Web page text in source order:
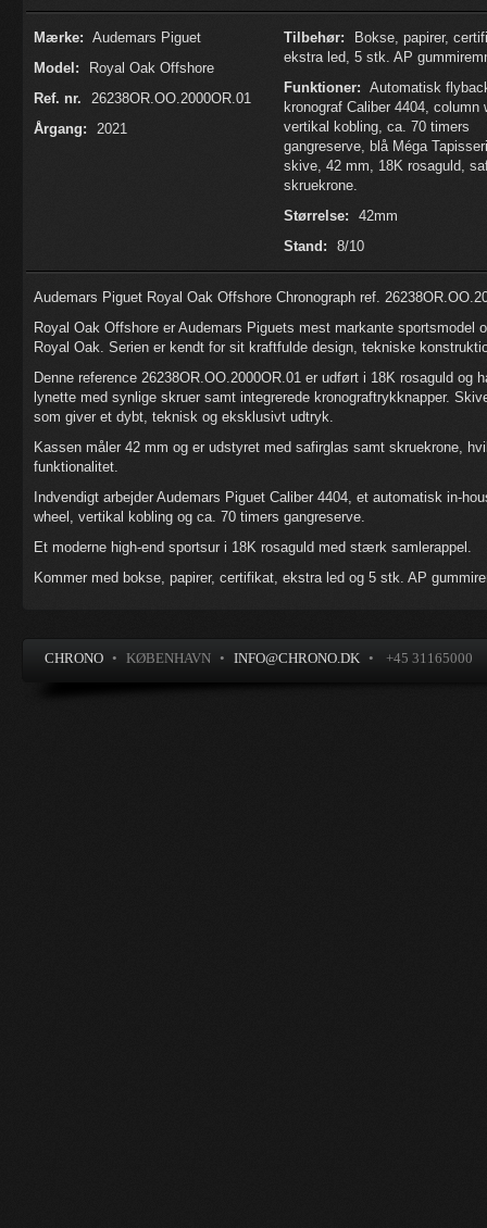
Mærke: Audemars Piguet
Model:
Royal Oak Offshore
Ref. nr.
26238OR.OO.2000OR.01
Årgang:
2021
Tilbehør:
Bokse, papirer,
ekstra led, 5 stk. AP
Funktioner: Automatisk
kronograf Caliber 4404, column
vertikal kobling, ca. 70 timers
gangreserve, blå Méga
skive, 42 mm, 18K rosaguld,
skruekrone.
Størrelse:
42mm
Stand:
8/10
Audemars Piguet Royal Oak Offshore Chronograph ref.
Royal Oak Offshore er Audemars Piguets mest markante sportsmodel
Royal Oak. Serien er kendt for sit kraftfulde design, tekniske
Denne reference 26238OR.OO.2000OR.01 er udført i 18K rosaguld og
lynette med synlige skruer samt integrerede kronograftrykknapper.
som giver et dybt, teknisk og eksklusivt udtryk.
Kassen måler 42 mm og er udstyret med safirglas samt skruekrone,
funktionalitet.
Indvendigt arbejder Audemars Piguet Caliber 4404, et automatisk in-
wheel, vertikal kobling og ca. 70 timers gangreserve.
Et moderne high-end sportsur i 18K rosaguld med stærk samlerappel.
Kommer med bokse, papirer, certifikat, ekstra led og 5 stk. AP
CHRONO • KØBENHAVN • INFO@CHRONO.DK • +45 31165000